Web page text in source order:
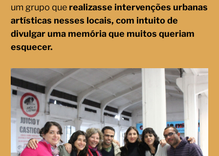
um grupo que realizasse intervenções urbanas
artísticas nesses locais, com intuito de
divulgar uma memória que muitos queriam
esquecer.